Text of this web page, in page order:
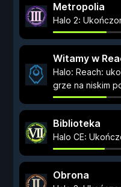
Metropolia
Halo 2:
Witamy w
Halo: Reach:
grze na niskim
Biblioteka
Halo CE:
Obrona